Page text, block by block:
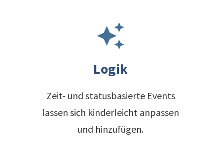
auto_awesome
Logik
Zeit- und statusbasierte Events
lassen sich kinderleicht anpassen
und hinzufügen.